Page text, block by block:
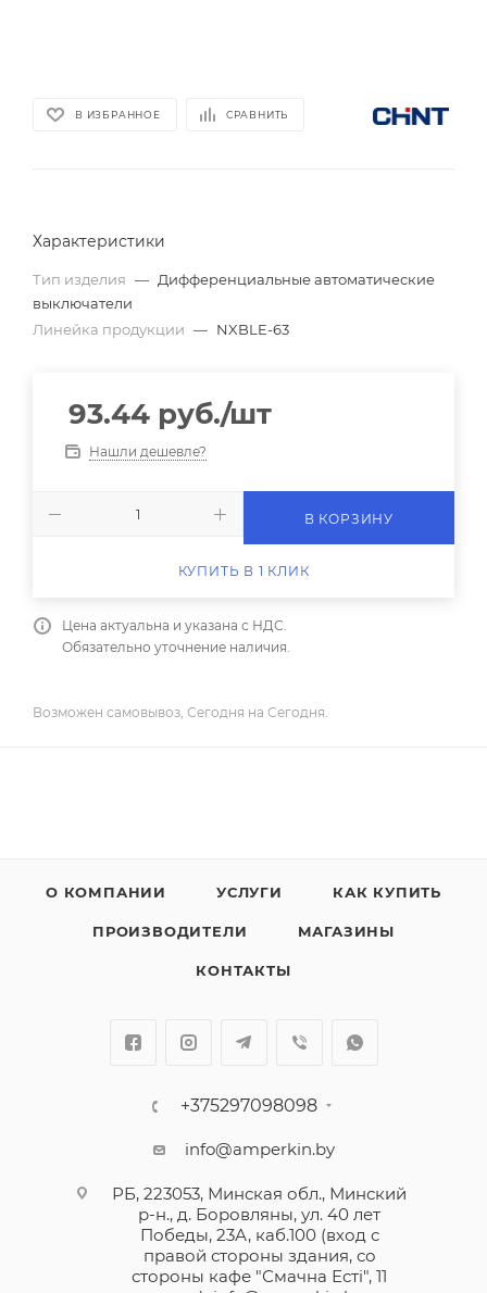
В ИЗБРАННОЕ СРАВНИТЬ
Характеристики
Тип изделия — Дифференциальные автоматические
выключатели
Линейка продукции — NXBLE-63
93.44 руб./шт
Нашли дешевле?
В КОРЗИНУ
КУПИТЬ В 1 КЛИК
Цена актуальна и указана с НДС.
Обязательно уточнение наличия.
Возможен самовывоз, Сегодня на Сегодня.
О КОМПАНИИ УСЛУГИ КАК КУПИТЬ
ПРОИЗВОДИТЕЛИ МАГАЗИНЫ
КОНТАКТЫ
+375297098098
info@amperkin.by
РБ, 223053, Минская обл., Минский
р-н., д. Боровляны, ул. 40 лет
Победы, 23А, каб.100 (вход с
правой стороны здания, со
стороны кафе "Смачна Естi", 11